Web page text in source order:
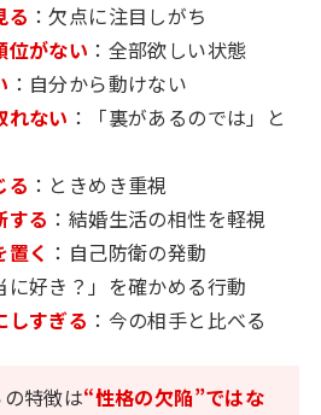
る ：欠点に注目しがち
位がない ：全部欲しい状態
：自分から動けない
れない ：「裏があるのでは」と
る ：ときめき重視
する ：結婚生活の相性を軽視
く ：自己防衛の発動
に好き？」を確かめる行動
しすぎる ：今の相手と比べる
特徴は“性格の欠陥”ではな